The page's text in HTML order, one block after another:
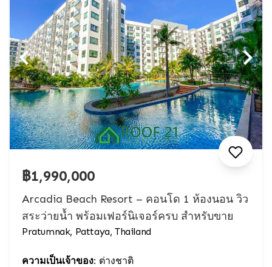
฿1,990,000
Arcadia Beach Resort – คอนโด 1 ห้องนอน วิว
สระว่ายน้ำ พร้อมเฟอร์นิเจอร์ครบ สำหรับขาย
Pratumnak, Pattaya, Thailand
ความเป็นเจ้าของ: ต่างชาติ